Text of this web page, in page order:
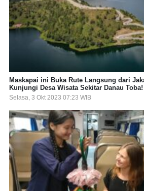
Maskapai ini Buka Rute Langsung dari
Kunjungi Desa Wisata Sekitar Danau Toba!
Selasa, 3 Okt 2023 07:23 WIB